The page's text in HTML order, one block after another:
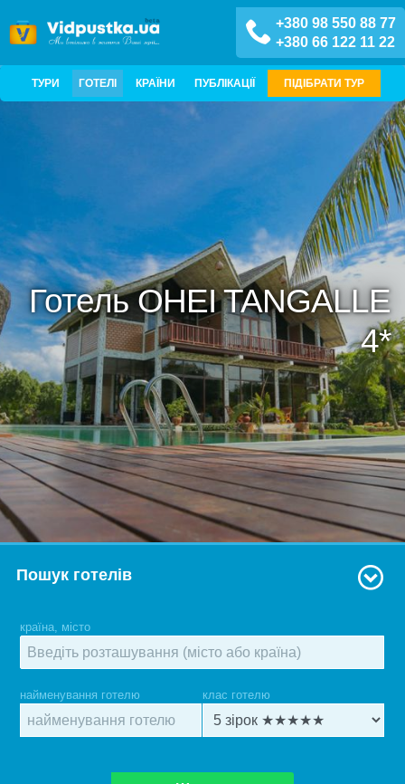
+380 98 550 88 77
+380 66 122 11 22
ТУРИ ГОТЕЛІ КРАЇНИ ПУБЛІКАЦІЇ ПІДІБРАТИ ТУР
Готель OHEI TANGALLE
4*
Пошук готелів
країна, місто
найменування готелю клас готелю